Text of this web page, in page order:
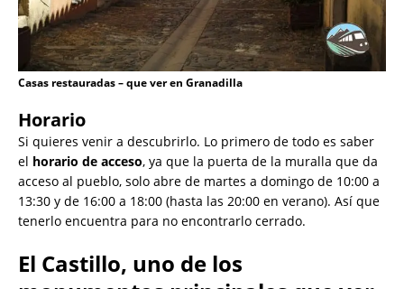
Casas restauradas – que ver en Granadilla
Horario
Si quieres venir a descubrirlo. Lo primero de todo es saber
el horario de acceso, ya que la puerta de la muralla que da
acceso al pueblo, solo abre de martes a domingo de 10:00 a
13:30 y de 16:00 a 18:00 (hasta las 20:00 en verano). Así que
tenerlo encuentra para no encontrarlo cerrado.
El Castillo, uno de los